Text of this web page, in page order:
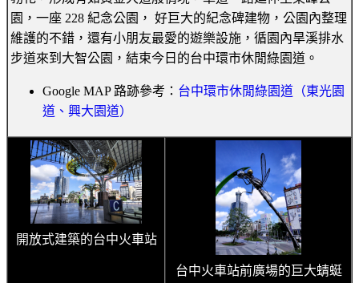
園，一座 228 紀念公園， 好巨大的紀念碑建物，公園內整理
維護的不錯，還有小朋友最愛的遊樂設施，循園內旱溪排水
步道來到大智公園，結束今日的台中環市休閒綠園道。
Google MAP 路跡參考： 台中環市休閒綠園道（東光園
道、興大園道）
開放式建築的台中火車站
台中火車站前廣場的巨大蜻蜓